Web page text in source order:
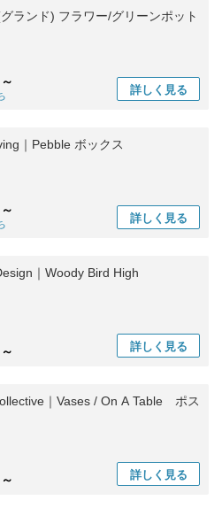
ランド) フラワー/グリーンポット
詳しく 見る
｜Pebble ボックス
詳しく 見る
｜Woody Bird High
詳しく 見る
｜Vases / On A Table ポス
詳しく 見る